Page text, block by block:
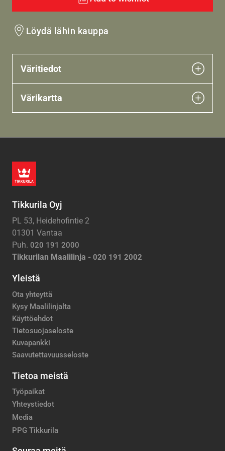
Löydä lähin kauppa
Väritiedot
Värikartta
Tikkurila Oyj
PL 53, Heidehofintie 2
01301 Vantaa
Puh. 020 191 2000
Tikkurilan Maalilinja - 020 191 2002
Yleistä
Ota yhteyttä
Kysy Maalilinjalta
Käyttöehdot
Tietosuojaseloste
Kuvapankki
Saavutettavuusseloste
Tietoa meistä
Työpaikat
Yhteystiedot
Media
PPG Tikkurila